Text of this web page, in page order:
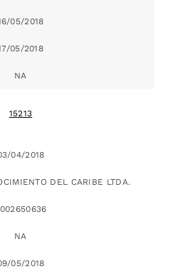
05/2018
05/2018
NA
15213
04/2018
DEL CARIBE LTDA.
NA
05/2018